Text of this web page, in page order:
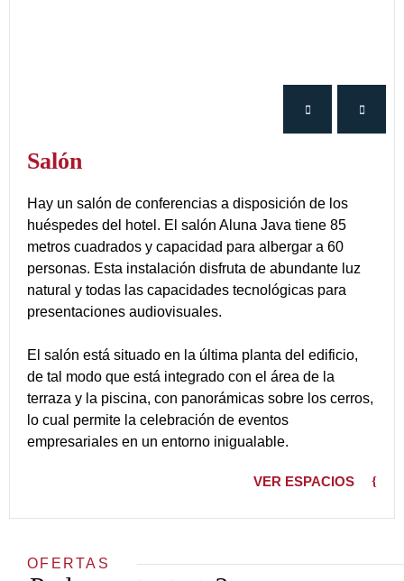
Salón
Hay un salón de conferencias a disposición de los
huéspedes del hotel. El salón Aluna Java tiene 85
metros cuadrados y capacidad para albergar a 60
personas. Esta instalación disfruta de abundante luz
natural y todas las capacidades tecnológicas para
presentaciones audiovisuales.
El salón está situado en la última planta del edificio,
de tal modo que está integrado con el área de la
terraza y la piscina, con panorámicas sobre los cerros,
lo cual permite la celebración de eventos
empresariales en un entorno inigualable.
VER ESPACIOS
OFERTAS